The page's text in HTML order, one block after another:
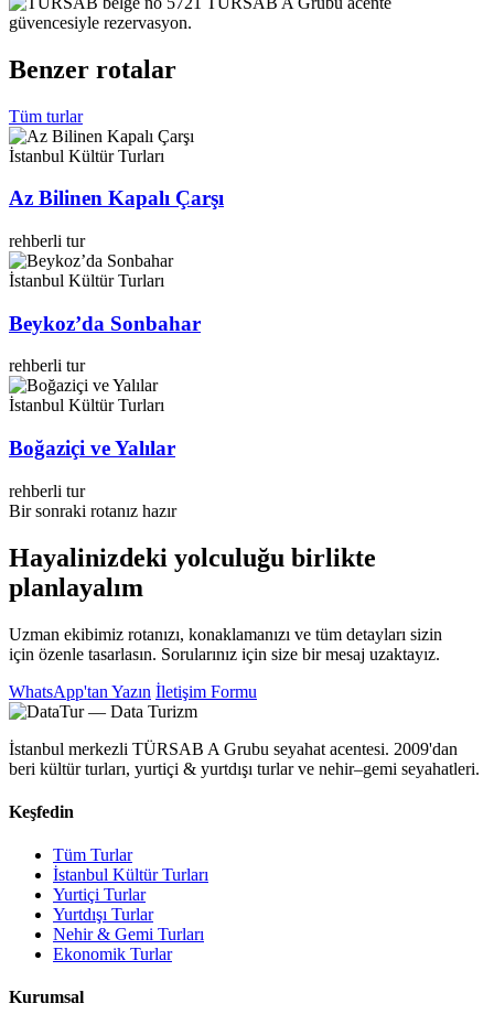
güvencesiyle rezervasyon.
Benzer rotalar
Tüm turlar
İstanbul Kültür Turları
Az Bilinen Kapalı Çarşı
rehberli tur
İstanbul Kültür Turları
Beykoz’da Sonbahar
rehberli tur
İstanbul Kültür Turları
Boğaziçi ve Yalılar
rehberli tur
Bir sonraki rotanız hazır
Hayalinizdeki yolculuğu birlikte
planlayalım
Uzman ekibimiz rotanızı, konaklamanızı ve tüm detayları sizin
için özenle tasarlasın. Sorularınız için size bir mesaj uzaktayız.
WhatsApp'tan Yazın İletişim Formu
İstanbul merkezli TÜRSAB A Grubu seyahat acentesi. 2009'dan
beri kültür turları, yurtiçi & yurtdışı turlar ve nehir–gemi seyahatleri.
Keşfedin
Tüm Turlar
İstanbul Kültür Turları
Yurtiçi Turlar
Yurtdışı Turlar
Nehir & Gemi Turları
Ekonomik Turlar
Kurumsal